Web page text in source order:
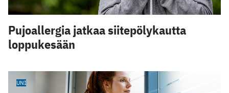
Pujoallergia jatkaa siitepölykautta
loppukesään
UNI